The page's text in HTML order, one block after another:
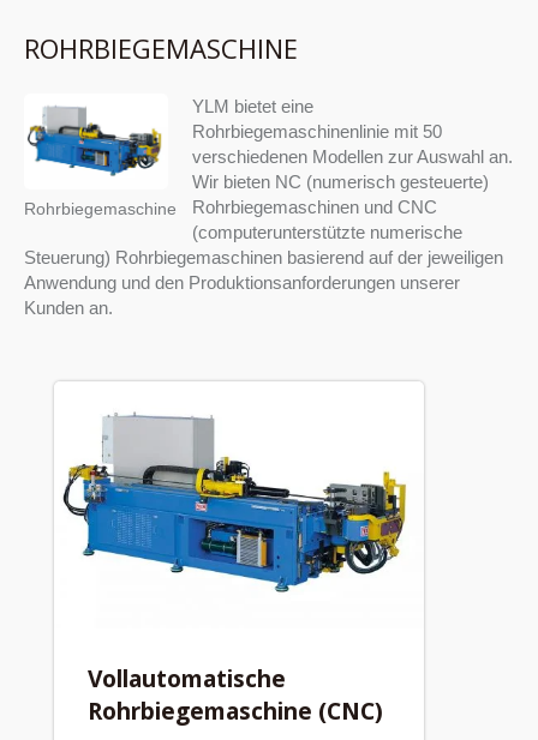
ROHRBIEGEMASCHINE
Rohrbiegemaschine
YLM bietet eine
Rohrbiegemaschinenlinie mit 50
verschiedenen Modellen zur Auswahl an.
Wir bieten NC (numerisch gesteuerte)
Rohrbiegemaschinen und CNC
(computerunterstützte numerische
Steuerung) Rohrbiegemaschinen basierend auf der jeweiligen
Anwendung und den Produktionsanforderungen unserer
Kunden an.
Vollautomatische
Rohrbiegemaschine (CNC)